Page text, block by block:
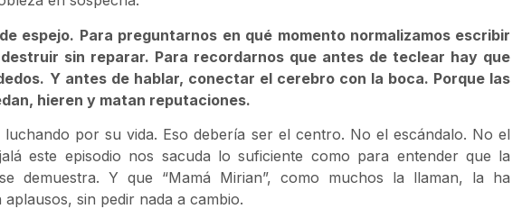
espejo. Para preguntarnos en qué momento normalizamos escribir
sin reparar. Para recordarnos que antes de teclear hay que
Y antes de hablar, conectar el cerebro con la boca. Porque las
hieren y matan reputaciones.
por su vida. Eso debería ser el centro. No el escándalo. No el
este episodio nos sacuda lo suficiente como para entender que la
demuestra. Y que “Mamá Mirian”, como muchos la llaman, la ha
sin pedir nada a cambio.